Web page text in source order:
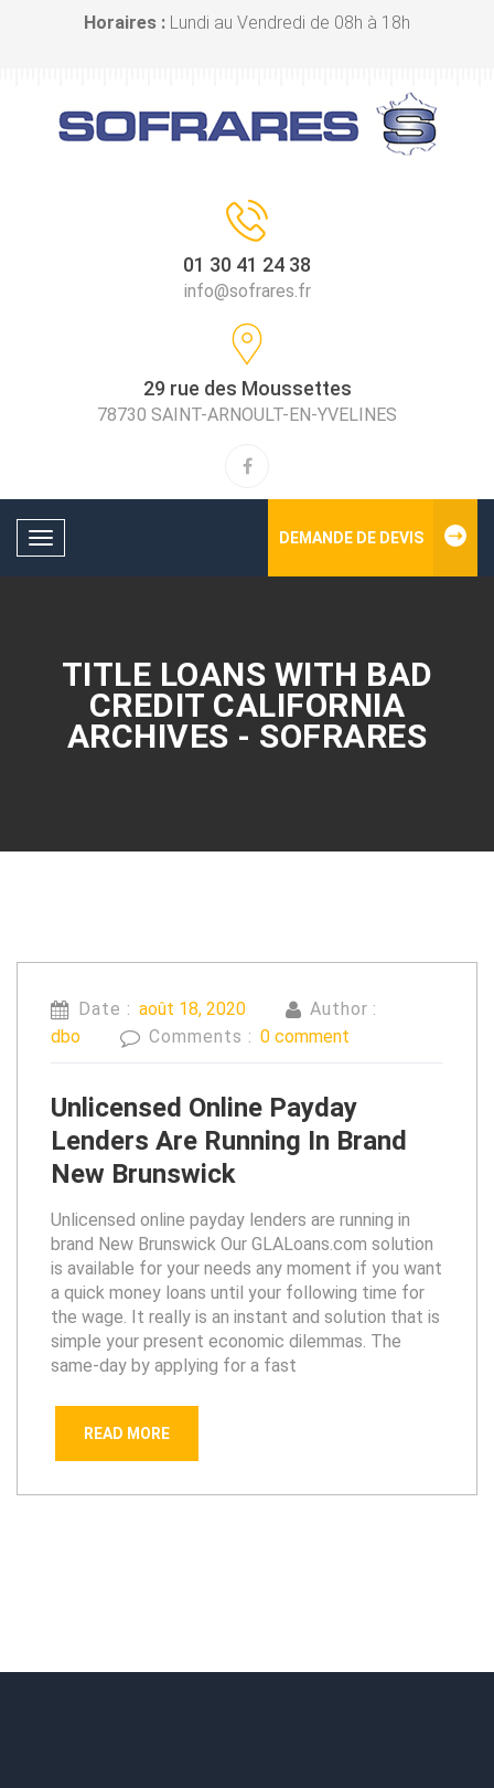
Horaires : Lundi au Vendredi de 08h à 18h
01 30 41 24 38
info@sofrares.fr
29 rue des Moussettes
78730 SAINT-ARNOULT-EN-YVELINES
Toggle
DEMANDE DE DEVIS
TITLE LOANS WITH BAD
CREDIT CALIFORNIA
ARCHIVES - SOFRARES
Date : août 18, 2020
Author :
dbo
Comments : 0 comment
Unlicensed Online Payday
Lenders Are Running In Brand
New Brunswick
Unlicensed online payday lenders are running in
brand New Brunswick Our GLALoans.com solution
is available for your needs any moment if you want
a quick money loans until your following time for
the wage. It really is an instant and solution that is
simple your present economic dilemmas. The
same-day by applying for a fast
READ MORE